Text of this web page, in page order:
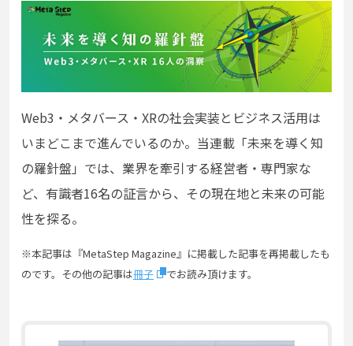
Web3・メタバース・XRの社会実装とビジネス活用は
いまどこまで進んでいるのか。当連載「未来を導く知
の羅針盤」では、業界を牽引する経営者・専門家な
ど、有識者16名の証言から、その現在地と未来の可能
性を探る。
※本記事は『MetaStep Magazine』に掲載した記事を再掲載したも
のです。その他の記事は冊子 でお読み頂けます。